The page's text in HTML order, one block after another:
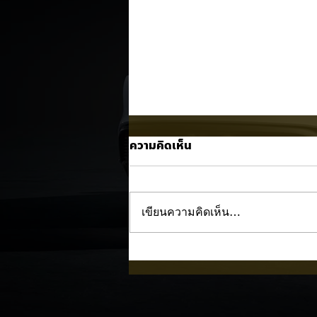
Nissan NX7 EV เผยภาพทีเ
ความคิดเห็น
เขียนความคิดเห็น…